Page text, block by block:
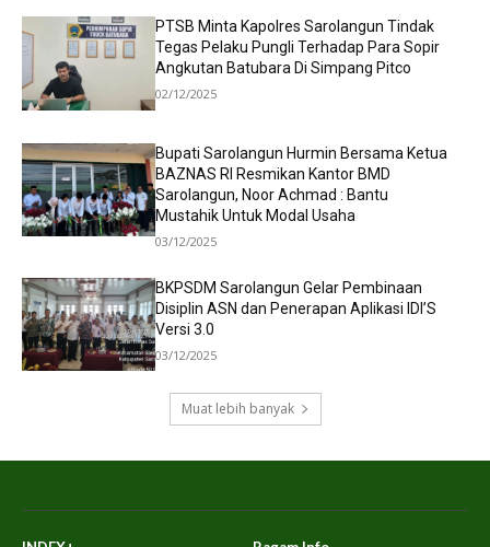
PTSB Minta Kapolres Sarolangun Tindak
Tegas Pelaku Pungli Terhadap Para Sopir
Angkutan Batubara Di Simpang Pitco
02/12/2025
Bupati Sarolangun Hurmin Bersama Ketua
BAZNAS RI Resmikan Kantor BMD
Sarolangun, Noor Achmad : Bantu
Mustahik Untuk Modal Usaha
03/12/2025
BKPSDM Sarolangun Gelar Pembinaan
Disiplin ASN dan Penerapan Aplikasi IDI’S
Versi 3.0
03/12/2025
Muat lebih banyak